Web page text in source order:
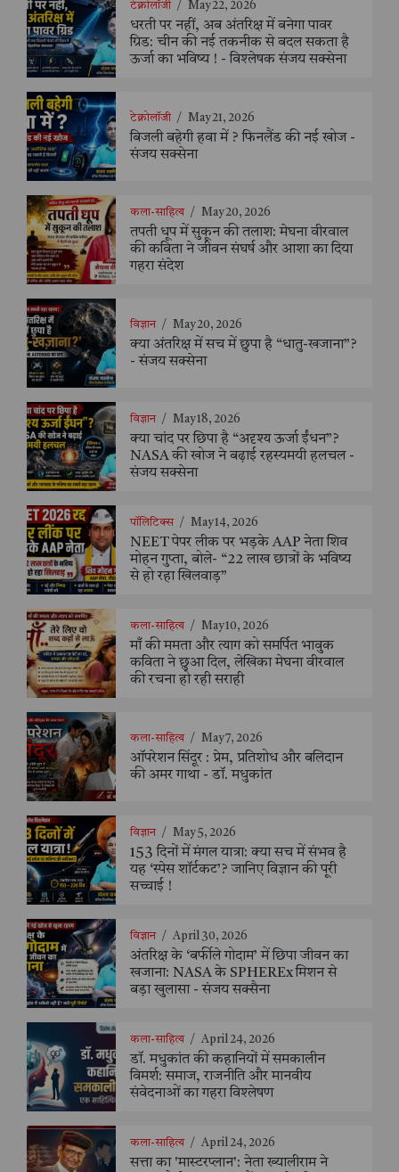
टेक्नोलॉजी / May 22, 2026
धरती पर नहीं, अब अंतरिक्ष में बनेगा पावर
ग्रिड: चीन की नई तकनीक से बदल सकता है
ऊर्जा का भविष्य ! - विश्लेषक संजय सक्सेना
टेक्नोलॉजी / May 21, 2026
बिजली बहेगी हवा में ? फिनलैंड की नई खोज -
संजय सक्सेना
कला-साहित्य / May 20, 2026
तपती धूप में सुकून की तलाश: मेघना वीरवाल
की कविता ने जीवन संघर्ष और आशा का दिया
गहरा संदेश
विज्ञान / May 20, 2026
क्या अंतरिक्ष में सच में छुपा है “धातु-खजाना”?
- संजय सक्सेना
विज्ञान / May 18, 2026
क्या चांद पर छिपा है “अदृश्य ऊर्जा ईंधन”?
NASA की खोज ने बढ़ाई रहस्यमयी हलचल -
संजय सक्सेना
पॉलिटिक्स / May 14, 2026
NEET पेपर लीक पर भड़के AAP नेता शिव
मोहन गुप्ता, बोले- “22 लाख छात्रों के भविष्य
से हो रहा खिलवाड़”
कला-साहित्य / May 10, 2026
माँ की ममता और त्याग को समर्पित भावुक
कविता ने छुआ दिल, लेखिका मेघना वीरवाल
की रचना हो रही सराही
कला-साहित्य / May 7, 2026
ऑपरेशन सिंदूर : प्रेम, प्रतिशोध और बलिदान
की अमर गाथा - डॉ. मधुकांत
विज्ञान / May 5, 2026
153 दिनों में मंगल यात्रा: क्या सच में संभव है
यह ‘स्पेस शॉर्टकट’? जानिए विज्ञान की पूरी
सच्चाई !
विज्ञान / April 30, 2026
अंतरिक्ष के ‘बर्फीले गोदाम’ में छिपा जीवन का
खजाना: NASA के SPHEREx मिशन से
बड़ा खुलासा - संजय सक्सैना
कला-साहित्य / April 24, 2026
डॉ. मधुकांत की कहानियों में समकालीन
विमर्श: समाज, राजनीति और मानवीय
संवेदनाओं का गहरा विश्लेषण
कला-साहित्य / April 24, 2026
सत्ता का 'मास्टरप्लान': नेता ख्यालीराम ने